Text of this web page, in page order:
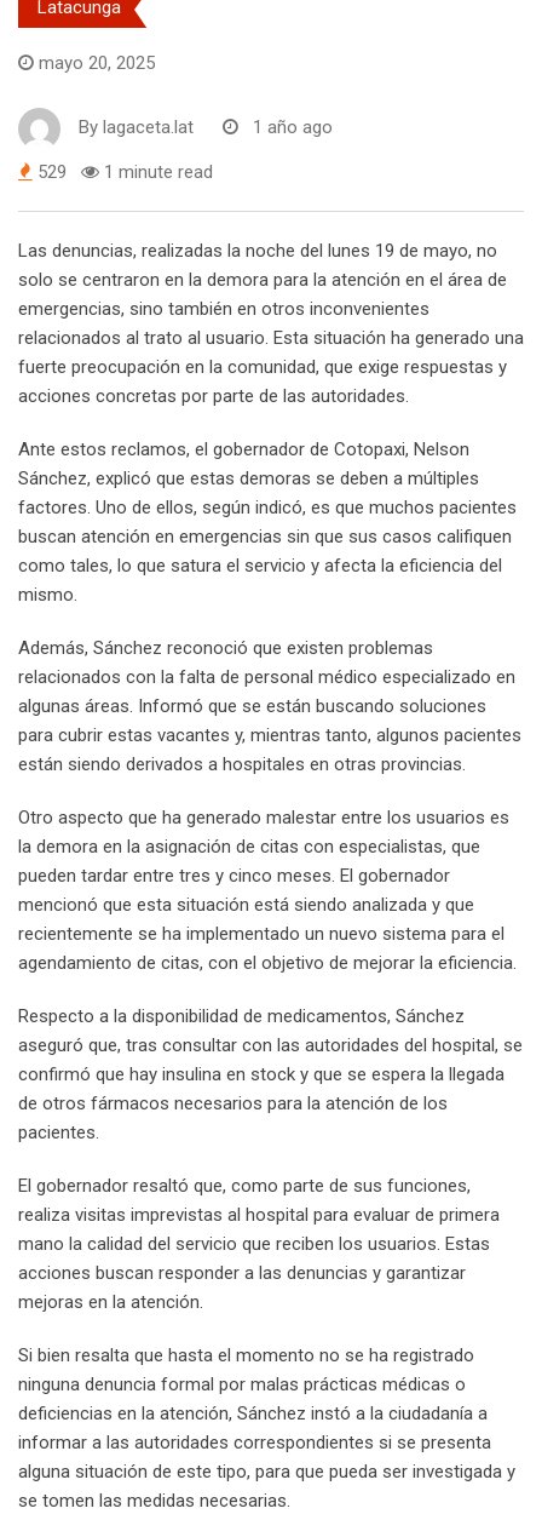
Latacunga
mayo 20, 2025
By lagaceta.lat 1 año ago
529 1 minute read
Las denuncias, realizadas la noche del lunes 19 de mayo, no
solo se centraron en la demora para la atención en el área de
emergencias, sino también en otros inconvenientes
relacionados al trato al usuario. Esta situación ha generado una
fuerte preocupación en la comunidad, que exige respuestas y
acciones concretas por parte de las autoridades.
Ante estos reclamos, el gobernador de Cotopaxi, Nelson
Sánchez, explicó que estas demoras se deben a múltiples
factores. Uno de ellos, según indicó, es que muchos pacientes
buscan atención en emergencias sin que sus casos califiquen
como tales, lo que satura el servicio y afecta la eficiencia del
mismo.
Además, Sánchez reconoció que existen problemas
relacionados con la falta de personal médico especializado en
algunas áreas. Informó que se están buscando soluciones
para cubrir estas vacantes y, mientras tanto, algunos pacientes
están siendo derivados a hospitales en otras provincias.
Otro aspecto que ha generado malestar entre los usuarios es
la demora en la asignación de citas con especialistas, que
pueden tardar entre tres y cinco meses. El gobernador
mencionó que esta situación está siendo analizada y que
recientemente se ha implementado un nuevo sistema para el
agendamiento de citas, con el objetivo de mejorar la eficiencia.
Respecto a la disponibilidad de medicamentos, Sánchez
aseguró que, tras consultar con las autoridades del hospital, se
confirmó que hay insulina en stock y que se espera la llegada
de otros fármacos necesarios para la atención de los
pacientes.
El gobernador resaltó que, como parte de sus funciones,
realiza visitas imprevistas al hospital para evaluar de primera
mano la calidad del servicio que reciben los usuarios. Estas
acciones buscan responder a las denuncias y garantizar
mejoras en la atención.
Si bien resalta que hasta el momento no se ha registrado
ninguna denuncia formal por malas prácticas médicas o
deficiencias en la atención, Sánchez instó a la ciudadanía a
informar a las autoridades correspondientes si se presenta
alguna situación de este tipo, para que pueda ser investigada y
se tomen las medidas necesarias.